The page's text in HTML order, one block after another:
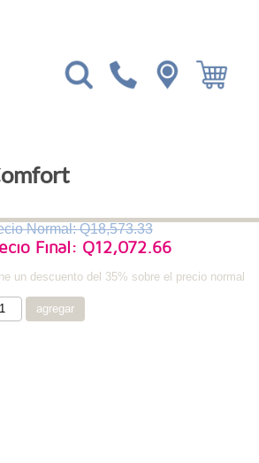
Normal: Q18,573.33
Final: Q12,072.66
un descuento del 35% sobre el precio normal